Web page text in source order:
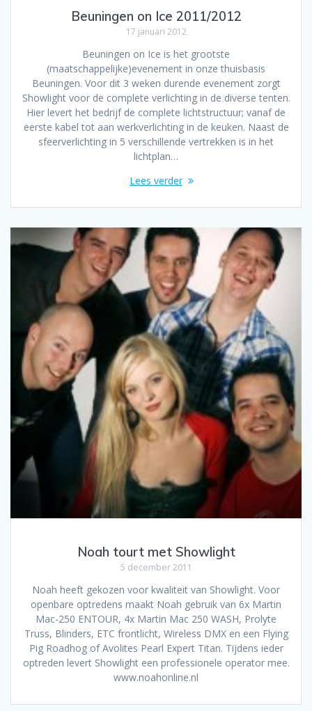
Beuningen on Ice 2011/2012
17 januari 2012
Beuningen on Ice is het grootste
(maatschappelijke)evenement in onze thuisbasis
Beuningen. Voor dit 3 weken durende evenement zorgt
Showlight voor de complete verlichting in de diverse tenten.
Hier levert het bedrijf de complete lichtstructuur; vanaf de
eerste kabel tot aan werkverlichting in de keuken. Naast de
sfeerverlichting in 5 verschillende vertrekken is in het
lichtplan…
Lees verder
Noah tourt met Showlight
5 december 2011
Noah heeft gekozen voor kwaliteit van Showlight. Voor
openbare optredens maakt Noah gebruik van 6x Martin
Mac-250 ENTOUR, 4x Martin Mac 250 WASH, Prolyte
Truss, Blinders, ETC frontlicht, Wireless DMX en een Flying
Pig Roadhog of Avolites Pearl Expert Titan. Tijdens ieder
optreden levert Showlight een professionele operator mee.
www.noahonline.nl